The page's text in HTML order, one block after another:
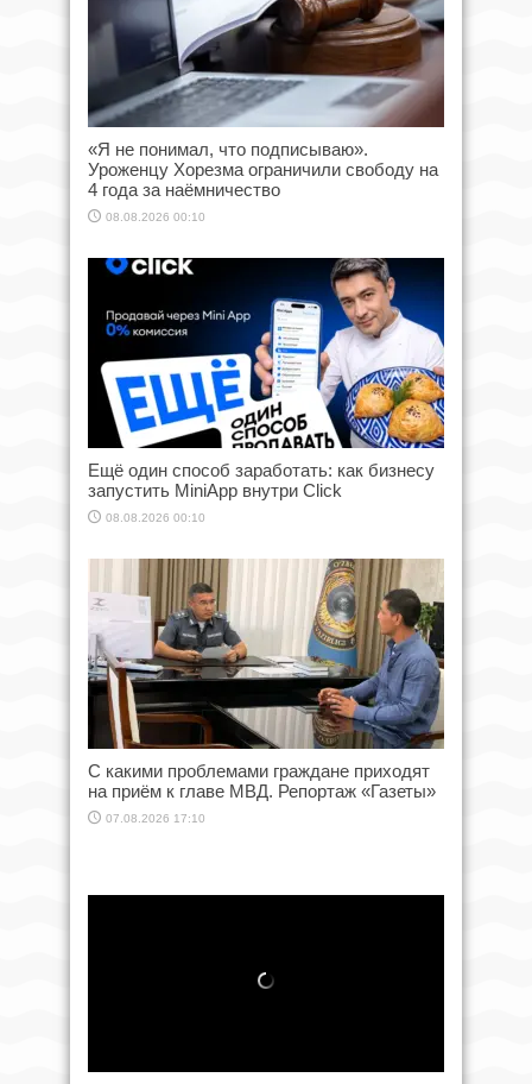
«Я не понимал, что подписываю».
Уроженцу Хорезма ограничили свободу на
4 года за наёмничество
08.08.2026 00:10
Ещё один способ заработать: как бизнесу
запустить MiniApp внутри Click
08.08.2026 00:10
С какими проблемами граждане приходят
на приём к главе МВД. Репортаж «Газеты»
07.08.2026 17:10